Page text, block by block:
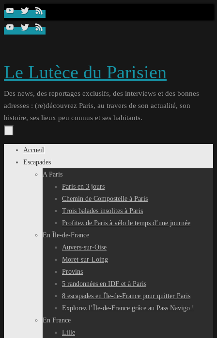
Passer
contenu
Le Lutèce du Parisien
Des news, des reportages exclusifs, des interviews et des bonnes
adresses : (re)découvrez Paris, au travers de son actualité, son
histoire, ses lieux peu connus et ses habitants.
Passer
Accueil
Escapades
A Paris
Paris en 3 jours
Chemin de Compostelle à Paris
Trois balades insolites à Paris
Profitez de Paris à vélo le temps d’une journée
En Île-de-France
Auvers-sur-Oise
Moret-sur-Loing
Provins
5 randonnées en IDF et à Paris
8 escapades en Île-de-France pour quitter Paris
Explorez l’Île-de-France grâce au Pass Navigo !
En France
Lille